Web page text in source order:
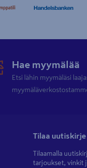
Hae myymälää
Etsi lähin myymäläsi
Tilaa uutiskirje
Tilaamalla
tarjoukset, vinkit